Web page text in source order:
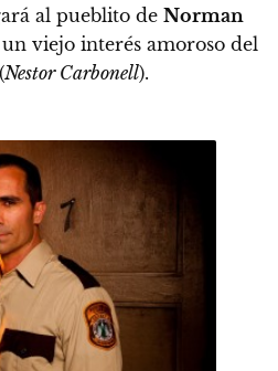
al pueblito de Norman
viejo interés amoroso del
(Nestor Carbonell).